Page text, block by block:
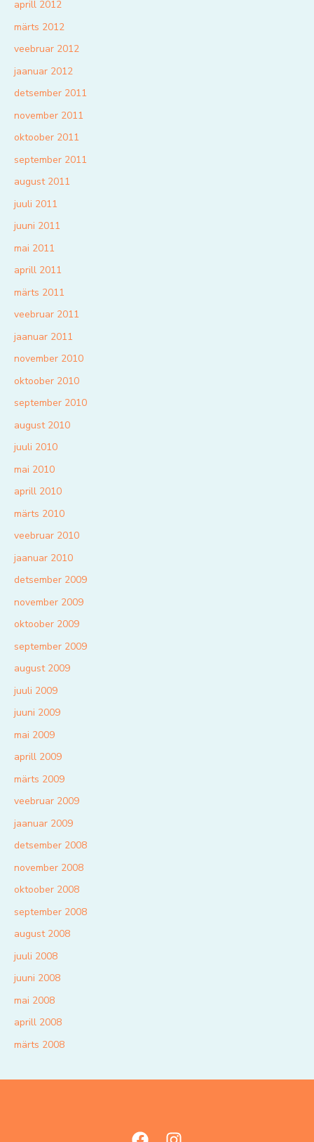
aprill 2012
märts 2012
veebruar 2012
jaanuar 2012
detsember 2011
november 2011
oktoober 2011
september 2011
august 2011
juuli 2011
juuni 2011
mai 2011
aprill 2011
märts 2011
veebruar 2011
jaanuar 2011
november 2010
oktoober 2010
september 2010
august 2010
juuli 2010
mai 2010
aprill 2010
märts 2010
veebruar 2010
jaanuar 2010
detsember 2009
november 2009
oktoober 2009
september 2009
august 2009
juuli 2009
juuni 2009
mai 2009
aprill 2009
märts 2009
veebruar 2009
jaanuar 2009
detsember 2008
november 2008
oktoober 2008
september 2008
august 2008
juuli 2008
juuni 2008
mai 2008
aprill 2008
märts 2008